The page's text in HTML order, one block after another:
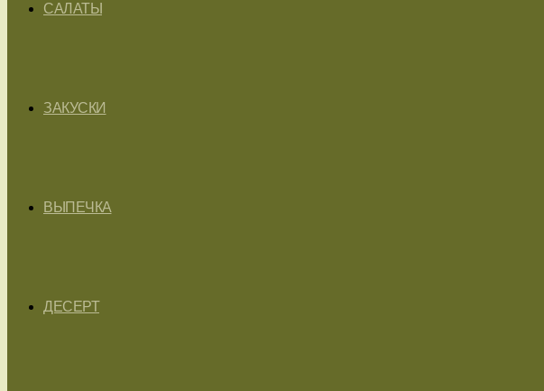
САЛАТЫ
ЗАКУСКИ
ВЫПЕЧКА
ДЕСЕРТ